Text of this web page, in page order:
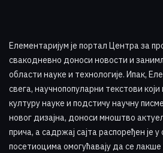
Елементаријум је портал Центра за
свакодневно доноси новости и
области науке и технологије. Ипак,
свега, научнопопуларни текстови
културу науке и подстичу научну
новог дизајна, доноси мноштво
прича, а садржај сајта распоређен је
посетиоцима омогућавају да се